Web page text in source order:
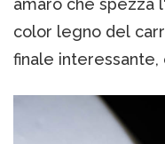
color legno del
finale interessante,